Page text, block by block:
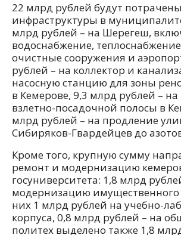
22 млрд рублей будут
инфраструктуры в
млрд рублей – на Шерегеш,
водоснабжение,
очистные сооружения и
рублей – на коллектор и
насосную станцию для зоны
в Кемерове, 9,3 млрд рублей –
взлетно-посадочной полосы в
млрд рублей – на продление
Сибиряков-Гвардейцев до
Кроме того, крупную сумму
ремонт и модернизацию
госуниверситета: 1,8 млрд
модернизацию имущественного
них 1 млрд рублей на учебно-
корпуса, 0,8 млрд рублей – на
политех выделено также 1,8